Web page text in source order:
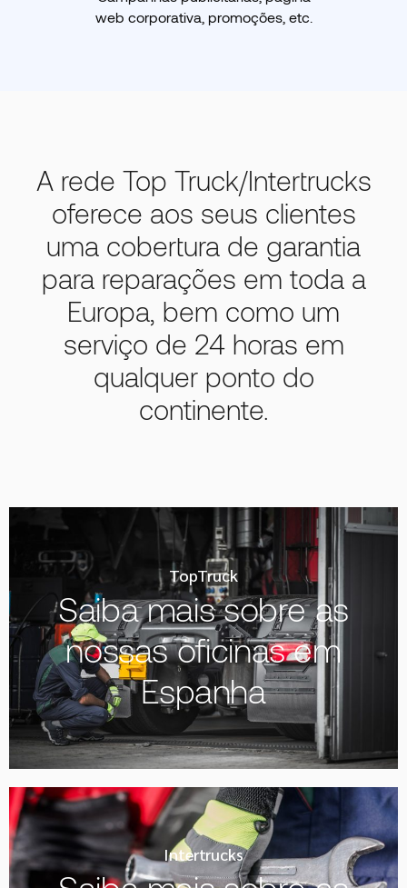
web corporativa, promoções, etc.
A rede Top Truck/Intertrucks
oferece aos seus clientes
uma cobertura de garantia
para reparações em toda a
Europa, bem como um
serviço de 24 horas em
qualquer ponto do
continente.
TopTruck
Saiba mais sobre as
nossas oficinas em
Espanha
Intertrucks